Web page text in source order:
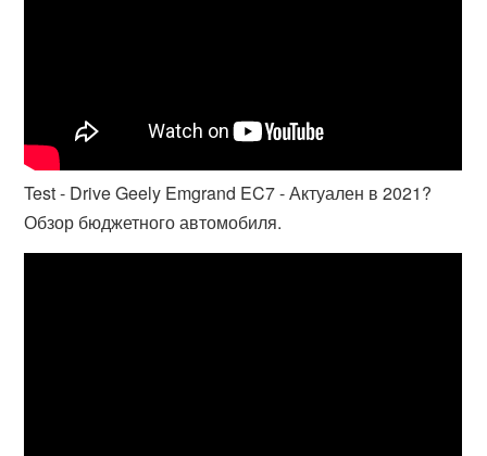
Test - Drive Geely Emgrand EC7 - Актуален в 2021?
Обзор бюджетного автомобиля.